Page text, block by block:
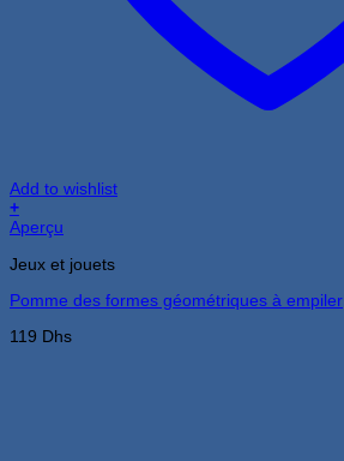
Add to wishlist
+
Aperçu
Jeux et jouets
Pomme des formes géométriques à empiler
119 Dhs